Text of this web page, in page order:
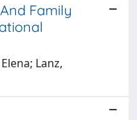
Family
Lanz,